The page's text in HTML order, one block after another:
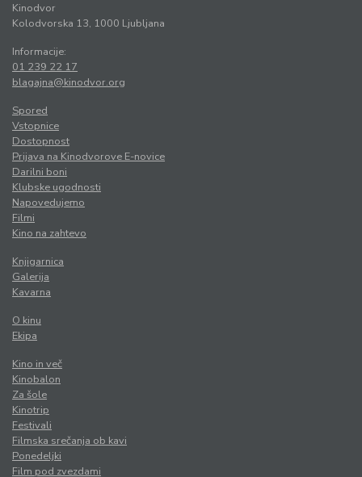
Kinodvor
Kolodvorska 13, 1000 Ljubljana
Informacije:
01 239 22 17
blagajna@kinodvor.org
Spored
Vstopnice
Dostopnost
Prijava na Kinodvorove E-novice
Darilni boni
Klubske ugodnosti
Napovedujemo
Filmi
Kino na zahtevo
Knjigarnica
Galerija
Kavarna
O kinu
Ekipa
Kino in več
Kinobalon
Za šole
Kinotrip
Festivali
Filmska srečanja ob kavi
Ponedeljki
Film pod zvezdami